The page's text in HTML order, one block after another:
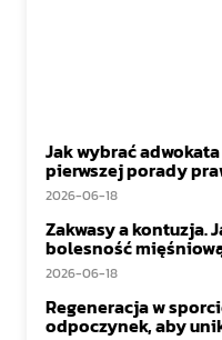
Jak wybrać
pierwszej porady
2026-06-18
Zakwasy a kontuzja.
bolesność
2026-06-18
Regeneracja w
odpoczynek, aby